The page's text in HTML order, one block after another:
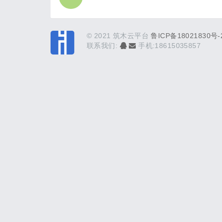
© 2021 筑木云平台鲁ICP备18021830号-
联系我们:
手机:18615035857